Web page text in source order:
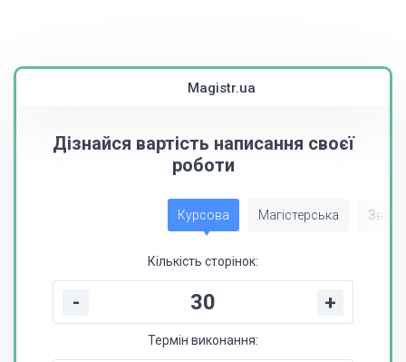
Magistr.ua
Дізнайся вартість написання своєї
роботи
Курсова Магістерська Звіт
Кількість сторінок:
- +
Термін виконання: